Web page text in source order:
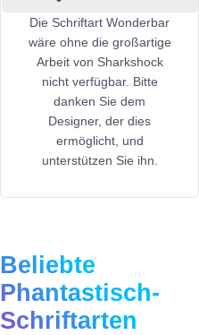
Die Schriftart Wonderbar
wäre ohne die großartige
Arbeit von Sharkshock
nicht verfügbar. Bitte
danken Sie dem
Designer, der dies
ermöglicht, und
unterstützen Sie ihn.
Beliebte
Phantastisch-
Schriftarten